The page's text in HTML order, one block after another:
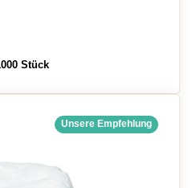
Stück
Unsere Empfehlung